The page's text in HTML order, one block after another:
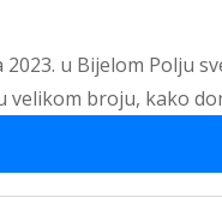
u Bijelom Polju
velikom broju, kako